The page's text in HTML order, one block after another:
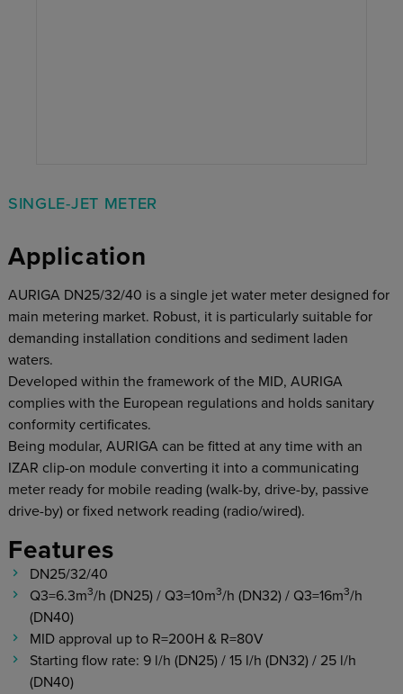
SINGLE-JET METER
Application
AURIGA DN25/32/40 is a single jet water meter designed for
main metering market. Robust, it is particularly suitable for
demanding installation conditions and sediment laden
waters.
Developed within the framework of the MID, AURIGA
complies with the European regulations and holds sanitary
conformity certificates.
Being modular, AURIGA can be fitted at any time with an
IZAR clip-on module converting it into a communicating
meter ready for mobile reading (walk-by, drive-by, passive
drive-by) or fixed network reading (radio/wired).
Features
DN25/32/40
Q3=6.3m3/h (DN25) / Q3=10m3/h (DN32) / Q3=16m3/h
(DN40)
MID approval up to R=200H & R=80V
Starting flow rate: 9 l/h (DN25) / 15 l/h (DN32) / 25 l/h
(DN40)